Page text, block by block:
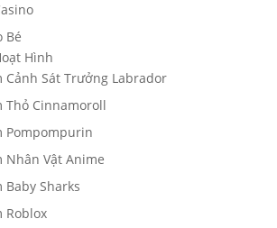
Bé
Hình
Cảnh Sát Trưởng Labrador
Thỏ Cinnamoroll
Pompompurin
Nhân Vật Anime
Baby Sharks
Roblox